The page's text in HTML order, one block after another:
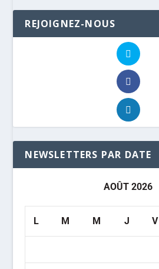
REJOIGNEZ-NOUS
NEWSLETTERS PAR DATE
AOÛT 2026
L M M J V